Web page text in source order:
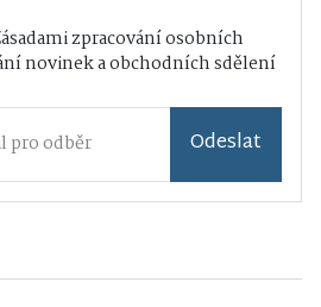
zpracování osobních
novinek a obchodních sdělení
Odeslat